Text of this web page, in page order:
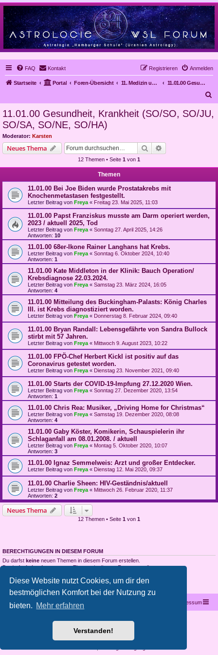
Diese Website nutzt Cookies, um dir den
bestmöglichen Komfort bei der Nutzung zu
bieten. Mehr erfahren
Verstanden!
FAQ Kontakt Anmelden
Registrieren
Startseite Portal Foren-Übersicht 11. Medizin und Astrologie
11.01.00 Gesundheit, Krankheit (SO/SO, SO/JU, SO/SA, SO/NE, SO/HA)
c
11.01.00 Gesundheit, Krankheit (SO/SO, SO/JU,
SO/SA, SO/NE, SO/HA)
Moderator: Karsten
Neues Thema Suche
12 Themen • Seite 1 von 1
Themen
11.01.00 Bei Joe Biden wurde Prostatakrebs mit
Knochenmetastasen festgestellt.
Letzter Beitrag von Freya « Freitag 23. Mai 2025, 11:03
11.01.00 Papst Franziskus musste am Darm operiert werden,
2023 / aktuell 2025, Tod
Letzter Beitrag von Freya « Sonntag 27. April 2025, 14:26
Antworten: 10
11.01.00 68er-Ikone Rainer Langhans hat Krebs.
Letzter Beitrag von Freya « Sonntag 6. Oktober 2024, 10:40
Antworten: 1
11.01.00 Kate Middleton in der Klinik: Bauch Operation/
Krebsdiagnose 22.03.2024.
Letzter Beitrag von Freya « Samstag 23. März 2024, 16:05
Antworten: 4
11.01.00 Mitteilung des Buckingham-Palasts: König Charles
III. ist Krebs diagnostiziert worden.
Letzter Beitrag von Freya « Donnerstag 8. Februar 2024, 09:40
11.01.00 Bryan Randall: Lebensgefährte von Sandra Bullock
stirbt mit 57 Jahren.
Letzter Beitrag von Freya « Mittwoch 9. August 2023, 10:22
11.01.00 FPÖ-Chef Herbert Kickl ist positiv auf das
Coronavirus getestet worden.
Letzter Beitrag von Freya « Dienstag 23. November 2021, 09:40
11.01.00 Starts der COVID-19-Impfung 27.12.2020 Wien.
Letzter Beitrag von Freya « Sonntag 27. Dezember 2020, 13:54
Antworten: 1
11.01.00 Chris Rea: Musiker, „Driving Home for Christmas“
Letzter Beitrag von Freya « Samstag 19. Dezember 2020, 08:08
Antworten: 4
11.01.00 Gaby Köster, Komikerin, Schauspielerin ihr
Schlaganfall am 08.01.2008. / aktuell
Letzter Beitrag von Freya « Montag 5. Oktober 2020, 10:07
Antworten: 3
11.01.00 Ignaz Semmelweis: Arzt und großer Entdecker.
Letzter Beitrag von Freya « Dienstag 12. Mai 2020, 09:37
11.01.00 Charlie Sheen: HIV-Geständnis/aktuell
Letzter Beitrag von Freya « Mittwoch 26. Februar 2020, 11:37
Antworten: 2
Neues Thema
12 Themen • Seite 1 von 1
BERECHTIGUNGEN IN DIESEM FORUM
Du darfst keine neuen Themen in diesem Forum erstellen.
Du darfstkeineAntworten zu Themen in diesem Forum erstellen.
Du darfst deine Beiträge in diesem Forumnicht löschen.
Startseite Portal Impressum
Powered byphpBB® Forum Software © phpBB Limited
phpBB.de